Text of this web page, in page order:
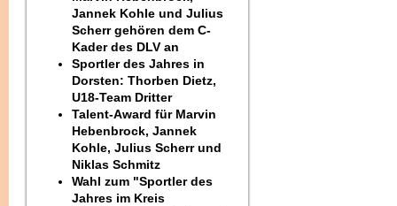
Jannek Kohle und Julius
Scherr gehören dem C-
Kader des DLV an
Sportler des Jahres in
Dorsten: Thorben Dietz,
U18-Team Dritter
Talent-Award für Marvin
Hebenbrock, Jannek
Kohle, Julius Scherr und
Niklas Schmitz
Wahl zum "Sportler des
Jahres im Kreis